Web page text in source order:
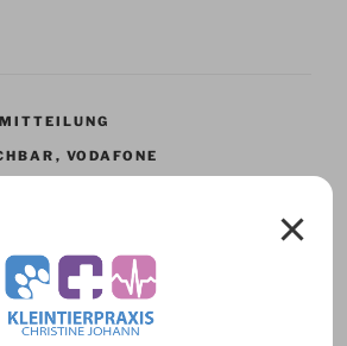
, VODAFONE
Kommentar
wird nicht veröffentlicht.
sind mit*markiert